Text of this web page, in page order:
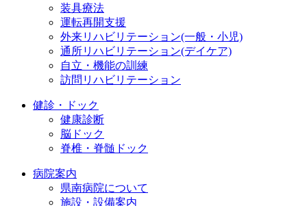
装具療法
運転再開支援
外来リハビリテーション(一般・小児)
通所リハビリテーション(デイケア)
自立・機能の訓練
訪問リハビリテーション
健診・ドック
健康診断
脳ドック
脊椎・脊髄ドック
病院案内
県南病院について
施設・設備案内